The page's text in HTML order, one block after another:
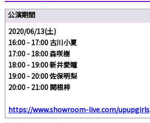
公演期間
2020/06/13(土)
16:00 - 17:00 古川小夏
17:00 - 18:00 森咲樹
18:00 - 19:00 新井愛瞳
19:00 - 20:00 佐保明梨
20:00 - 21:00 関根梓
https://www.showroom-live.com/upupgirls